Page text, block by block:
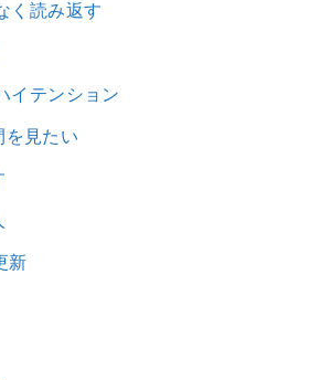
く読み返す
イテンション
を見たい
新